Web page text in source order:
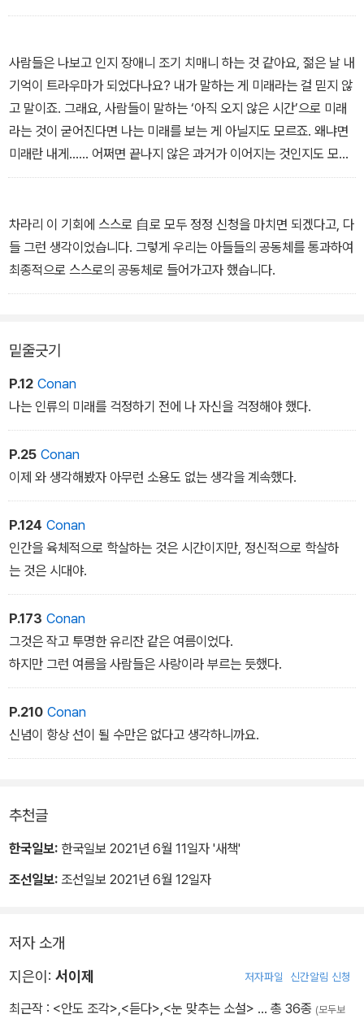
지가 그것을 우리에게 남겼을 땐.
―이서수, 「미조의 시대」
사람들은 나보고 인지 장애니 조기 치매니 하는 것 같아요, 젊은 날 내
기억이 트라우마가 되었다나요? 내가 말하는 게 미래라는 걸 믿지 않
고 말이죠. 그래요, 사람들이 말하는 ‘아직 오지 않은 시간’으로 미래
라는 것이 굳어진다면 나는 미래를 보는 게 아닐지도 모르죠. 왜냐면
미래란 내게…… 어쩌면 끝나지 않은 과거가 이어지는 것인지도 모르
니까요……
차라리 이 기회에 스스로 自로 모두 정정 신청을 마치면 되겠다고, 다
들 그런 생각이었습니다. 그렇게 우리는 아들들의 공동체를 통과하여
최종적으로 스스로의 공동체로 들어가고자 했습니다.
밑줄긋기
P.12 Conan
나는 인류의 미래를 걱정하기 전에 나 자신을 걱정해야 했다.
P.25 Conan
이제 와 생각해봤자 아무런 소용도 없는 생각을 계속했다.
P.124 Conan
인간을 육체적으로 학살하는 것은 시간이지만, 정신적으로 학살하
는 것은 시대야.
P.173 Conan
그것은 작고 투명한 유리잔 같은 여름이었다.
하지만 그런 여름을 사람들은 사랑이라 부르는 듯했다.
P.210 Conan
신념이 항상 선이 될 수만은 없다고 생각하니까요.
추천글
한국일보: 한국일보 2021년 6월 11일자 '새책'
조선일보: 조선일보 2021년 6월 12일자
저자 소개
지은이: 서이제 저자파일 신간알림 신청
최근작 : <안도 조각>,<듣다>,<눈 맞추는 소설> … 총 36종 (모두보